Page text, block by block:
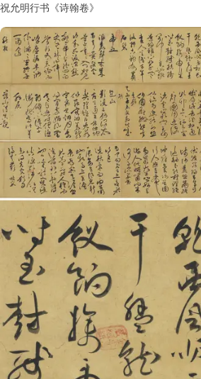
祝允明行书《诗翰卷》